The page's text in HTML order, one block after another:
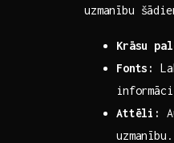
uzmanību
Krāsu
Fonts:
Attēli:
uzmanību.